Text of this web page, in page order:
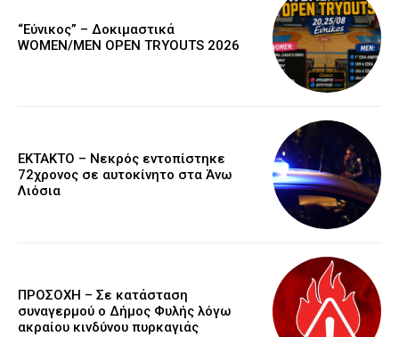
“Εύνικος” – Δοκιμαστικά
WOMEN/MEN OPEN TRYOUTS 2026
EKTAKTO – Νεκρός εντοπίστηκε
72χρονος σε αυτοκίνητο στα Άνω
Λιόσια
ΠΡΟΣΟΧΗ – Σε κατάσταση
συναγερμού ο Δήμος Φυλής λόγω
ακραίου κινδύνου πυρκαγιάς